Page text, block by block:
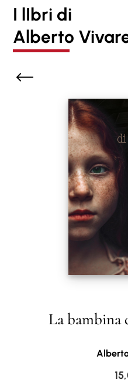
I lIbri di
Alberto
La